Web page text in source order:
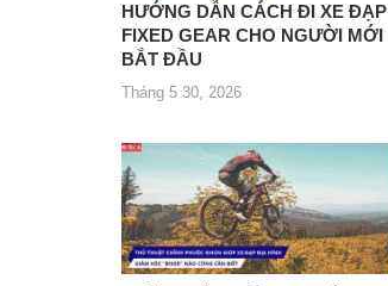
HƯỚNG DẪN CÁCH ĐI XE ĐẠP
FIXED GEAR CHO NGƯỜI MỚI
BẮT ĐẦU
Tháng 5 30, 2026